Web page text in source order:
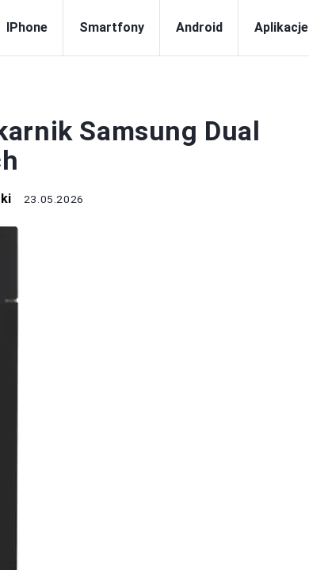
IPhone Smartfony Android Aplikacje
Samsung Dual
23.05.2026